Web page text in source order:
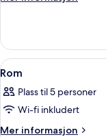
Åpne
alle
bildene
av
Rom
5
Rom
Plass til 5 personer
Wi-fi inkludert
Mer informasjon
Mer